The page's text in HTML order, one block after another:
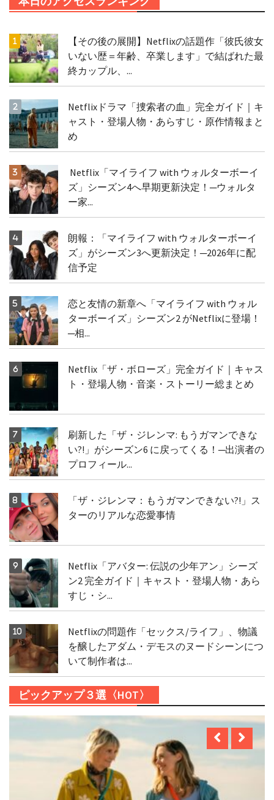
【その後の展開】Netflixの話題作「彼氏彼女
いない歴＝年齢、卒業します」で結ばれた最
終カップル、...
Netflixドラマ「捜索者の血」完全ガイド｜キ
ャスト・登場人物・あらすじ・原作情報まと
め
Netflix「マイライフ with ウォルターボーイ
ズ」シーズン4へ早期更新決定！─ウォルタ
ー家...
朗報：「マイライフ with ウォルターボーイ
ズ」がシーズン3へ更新決定！─2026年に配
信予定
恋と友情の新章へ「マイライフ with ウォル
ターボーイズ」シーズン2 がNetflixに登場！
─相...
Netflix「ザ・ボローズ」完全ガイド｜キャス
ト・登場人物・音楽・ストーリー総まとめ
刷新した「ザ・ジレンマ: もうガマンできな
い?!」がシーズン6 に戻ってくる！─出演者の
プロフィール...
「ザ・ジレンマ：もうガマンできない?!」ス
ターのリアルな恋愛事情
Netflix「アバター: 伝説の少年アン」シーズ
ン2 完全ガイド｜キャスト・登場人物・あら
すじ・シ...
Netflixの問題作「セックス/ライフ」、物議
を醸したアダム・デモスのヌードシーンにつ
いて制作者は...
ピックアップ３選〈HOT〉